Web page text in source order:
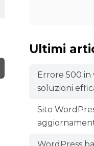
Ultimi
Errore 500 in
soluzioni
Sito